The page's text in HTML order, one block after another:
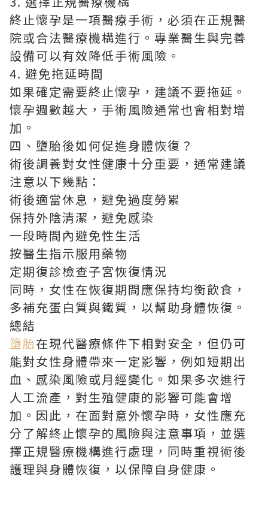
終止懷孕是一項醫療手術，必須在正規醫
院或合法醫療機構進行。專業醫生與完善
設備可以有效降低手術風險。
4. 避免拖延時間
如果確定需要終止懷孕，建議不要拖延。
懷孕週數越大，手術風險通常也會相對增
加。
四、墮胎後如何促進身體恢復？
術後調養對女性健康十分重要，通常建議
注意以下幾點：
術後適當休息，避免過度勞累
保持外陰清潔，避免感染
一段時間內避免性生活
按醫生指示服用藥物
定期復診檢查子宮恢復情況
同時，女性在恢復期間應保持均衡飲食，
多補充蛋白質與鐵質，以幫助身體恢復。
總結
墮胎在現代醫療條件下相對安全，但仍可
能對女性身體帶來一定影響，例如短期出
血、感染風險或月經變化。如果多次進行
人工流產，對生殖健康的影響可能會增
加。因此，在面對意外懷孕時，女性應充
分了解終止懷孕的風險與注意事項，並選
擇正規醫療機構進行處理，同時重視術後
護理與身體恢復，以保障自身健康。